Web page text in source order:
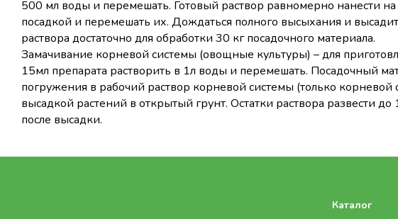
500 мл воды и перемешать. Готовый раствор равномерно нанести
посадкой и перемешать их. Дождаться полного высыхания и
раствора достаточно для обработки 30 кг посадочного материала.
Замачивание корневой системы (овощные культуры) – для
15мл препарата растворить в 1л воды и перемешать. Посадочный
погружения в рабочий раствор корневой системы (только корневой
высадкой растений в открытый грунт. Остатки раствора развести
после высадки.
Каталог